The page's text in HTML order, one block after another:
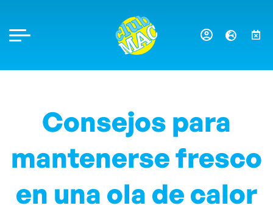
Consejos para
mantenerse fresco
en una ola de calor